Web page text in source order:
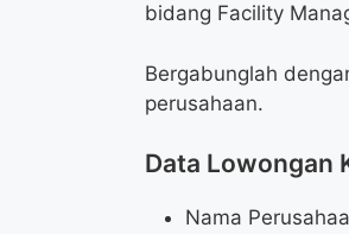
bidang Facility
Bergabunglah
perusahaan.
Data Lowongan
Nama